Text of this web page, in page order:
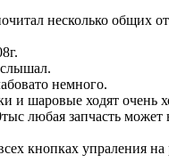
несколько общих
немного.
и шаровые ходят
любая запчасть
кнопках упраления